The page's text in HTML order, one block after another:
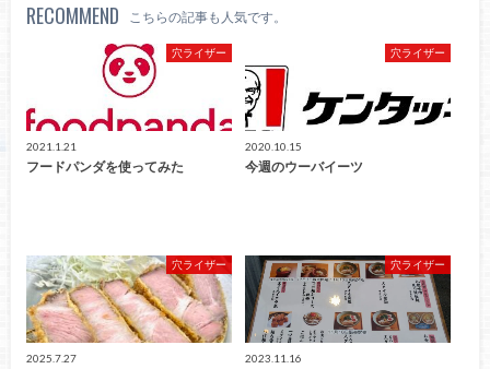
RECOMMEND こちらの記事も人気です。
穴ライザー
2021.1.21
フードパンダを使ってみた
穴ライザー
2020.10.15
今週のウーバイーツ
穴ライザー
2025.7.27
穴ライザー
2023.11.16